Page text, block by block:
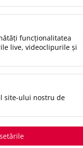
funcționalitatea
live, videoclipurile și
site-ului nostru de